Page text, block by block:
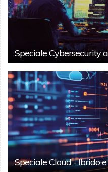
Speciale Cybersecurity
Speciale Cloud - Ibrido